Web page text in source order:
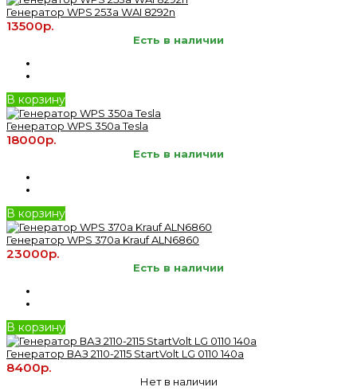
Генератор WPS 253а WAI 8292n
13500р.
Есть в наличии
В корзину
Генератор WPS 350a Tesla
18000р.
Есть в наличии
В корзину
Генератор WPS 370а Krauf ALN6860
23000р.
Есть в наличии
В корзину
Генератор ВАЗ 2110-2115 StartVolt LG 0110 140a
8400р.
Нет в наличии